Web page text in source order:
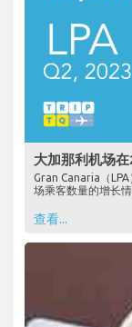
大加那利机场
Gran Canaria（
场乘客数量的增长
查看...